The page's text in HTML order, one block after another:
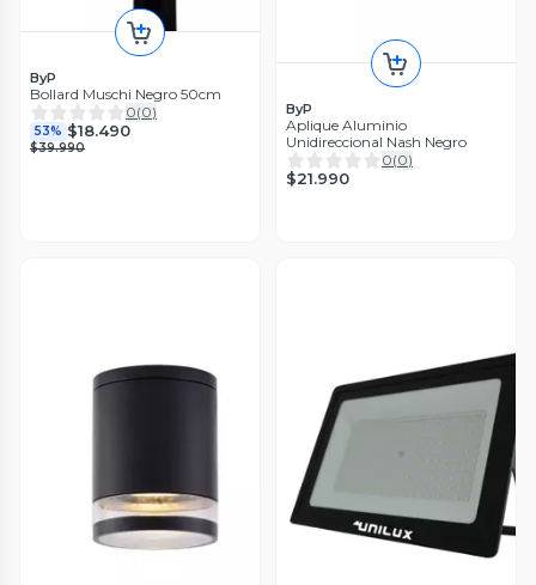
ByP
Bollard Muschi Negro 50cm
0(0)
53% $18.490
$39.990
ByP
Aplique Aluminio
Unidireccional Nash Negro
0(0)
$21.990